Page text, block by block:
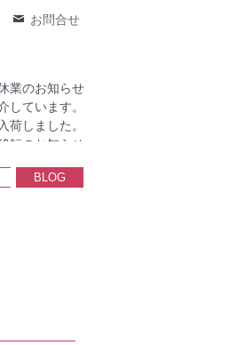
お問合せ
業のお知らせ
しています。
荷しました。
転のお知らせ
BLOG